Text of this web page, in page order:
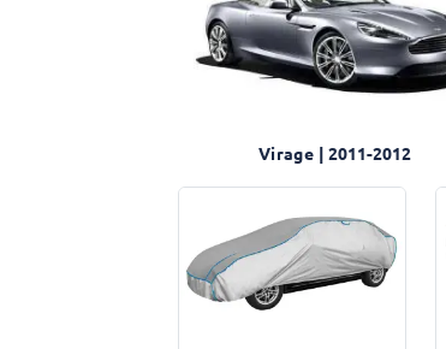
Virage | 2011-2012